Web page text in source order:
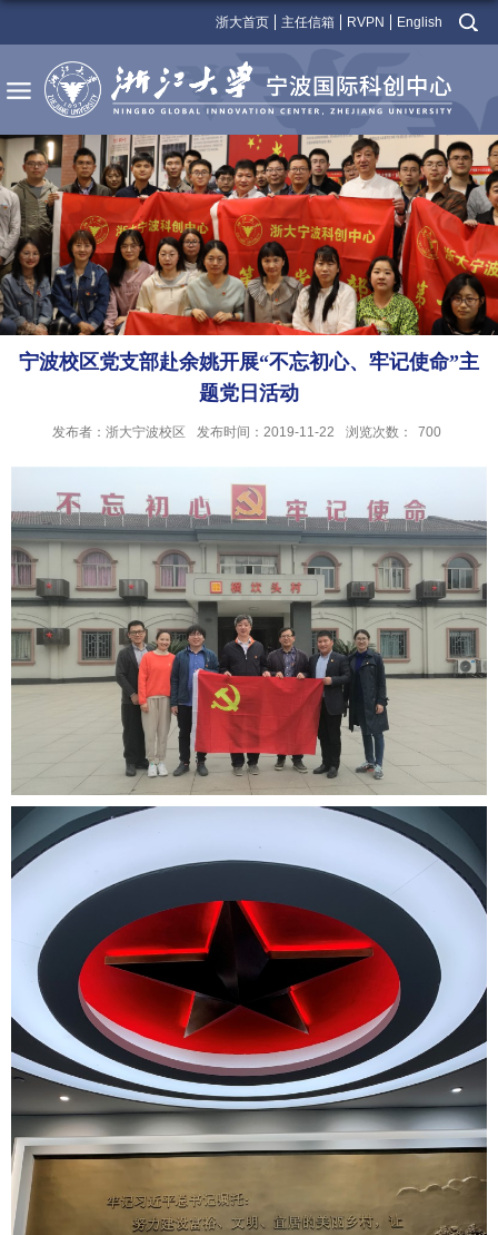
浙大首页 主任信箱 RVPN English
宁波校区党支部赴余姚开展“不忘初心、牢记使命”主
题党日活动
发布者：浙大宁波校区 发布时间：2019-11-22 浏览次数： 700